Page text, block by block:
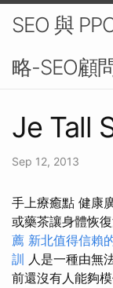
SEO 與
略-SEO顧
Je Tall
Sep 12, 2013
手上療癒點 健康
或藥茶讓身體恢復
薦 新北值得信賴
訓 人是一種由無
前還沒有人能夠模